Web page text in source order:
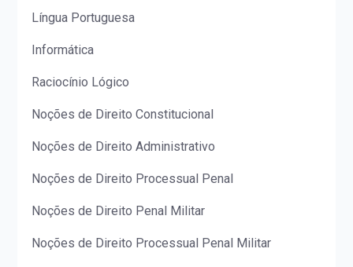
Língua Portuguesa
Informática
Raciocínio Lógico
Noções de Direito Constitucional
Noções de Direito Administrativo
Noções de Direito Processual Penal
Noções de Direito Penal Militar
Noções de Direito Processual Penal Militar